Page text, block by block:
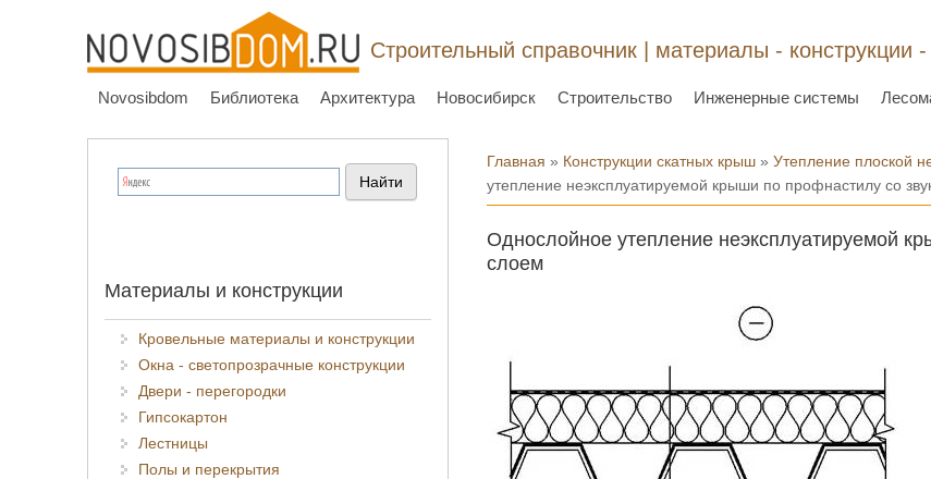
Строительный справочник | материалы - конструкции -
Novosibdom Библиотека Архитектура Новосибирск Строительство Инженерные системы
Вы здесь
Главная » Конструкции скатных крыш »Утепление плоской
утепление неэксплуатируемой крыши по профнастилу со
Однослойное утепление неэксплуатируемой
слоем
Материалы и конструкции
Кровельные материалы и конструкции
Окна - светопрозрачные конструкции
Двери - перегородки
Гипсокартон
Лестницы
Полы и перекрытия